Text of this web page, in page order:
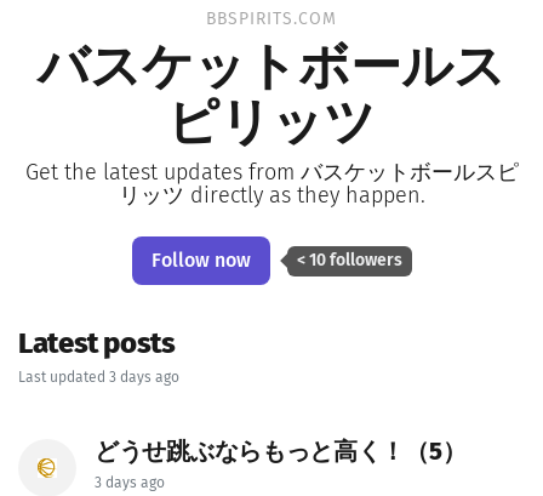
BBSPIRITS.COM
バスケットボールス
ピリッツ
Get the latest updates from バスケットボールスピ
リッツ directly as they happen.
Follow now < 10 followers
Latest posts
Last updated 3 days ago
どうせ跳ぶならもっと高く！（5）
3 days ago